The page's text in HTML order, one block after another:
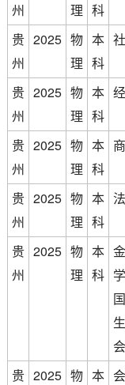
州
理 科
贵
州
2025 物
理
本
科
贵
州
2025 物
理
本
科
贵
州
2025 物
理
本
科
贵
州
2025 物
理
本
科
贵
州
2025 物
理
本
科
贵 2025 物 本